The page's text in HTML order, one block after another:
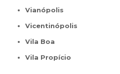
Vianópolis
Vicentinópolis
Vila Boa
Vila Propício